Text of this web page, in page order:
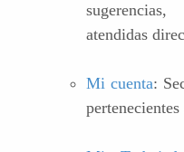
atendidas
Mi cuenta: